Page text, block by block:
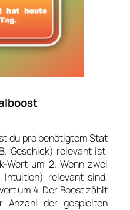
du pro benötigtem Stat
Geschick) relevant ist,
Wert um 2. Wenn zwei
relevant sind,
um 4. Der Boost zählt
Anzahl der gespielten